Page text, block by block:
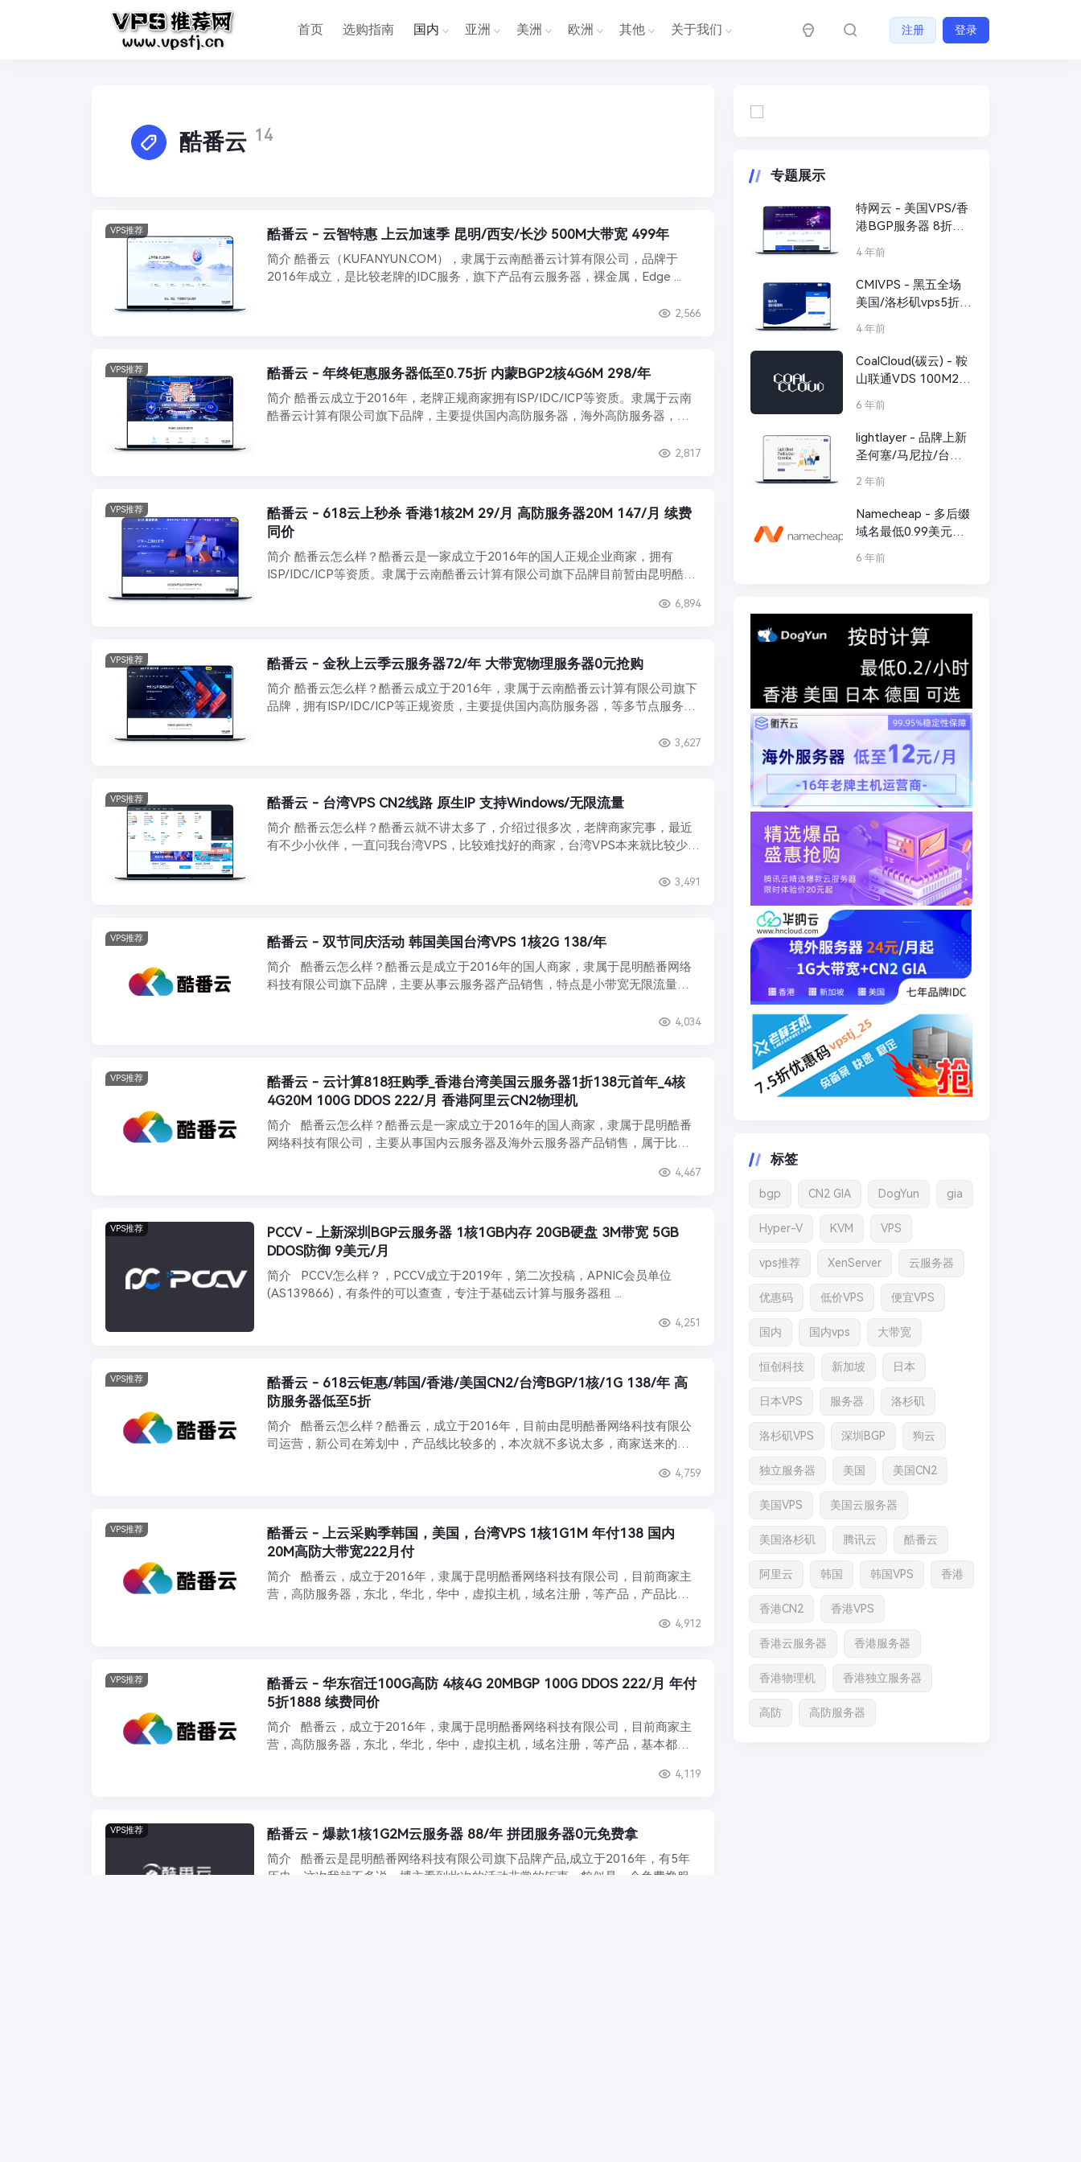
首页 选购指南 国内 亚洲 美洲 欧洲 其他 关于我们 注册 登录
酷番云 14
VPS推荐 酷番云 - 云智特惠 上云加速季 昆明/西安/长沙 500M大带宽 499年
简介 酷番云（KUFANYUN.COM），隶属于云南酷番云计算有限公司，品牌于
2016年成立，是比较老牌的IDC服务，旗下产品有云服务器，裸金属，Edge ...
2,566
VPS推荐 酷番云 - 年终钜惠服务器低至0.75折 内蒙BGP2核4G6M 298/年
简介 酷番云成立于2016年，老牌正规商家拥有ISP/IDC/ICP等资质。隶属于云南
酷番云计算有限公司旗下品牌，主要提供国内高防服务器，海外高防服务器，数
2,817
VPS推荐
酷番云 - 618云上秒杀 香港1核2M 29/月 高防服务器20M 147/月 续费
同价
简介 酷番云怎么样？酷番云是一家成立于2016年的国人正规企业商家，拥有
ISP/IDC/ICP等资质。隶属于云南酷番云计算有限公司旗下品牌目前暂由昆明酷番
6,894
VPS推荐 酷番云 - 金秋上云季云服务器72/年 大带宽物理服务器0元抢购
简介 酷番云怎么样？酷番云成立于2016年，隶属于云南酷番云计算有限公司旗下
品牌，拥有ISP/IDC/ICP等正规资质，主要提供国内高防服务器，等多节点服务器
3,627
VPS推荐 酷番云 - 台湾VPS CN2线路 原生IP 支持Windows/无限流量
简介 酷番云怎么样？酷番云就不讲太多了，介绍过很多次，老牌商家完事，最近
有不少小伙伴，一直问我台湾VPS，比较难找好的商家，台湾VPS本来就比较少，
3,491
VPS推荐 酷番云 - 双节同庆活动 韩国美国台湾VPS 1核2G 138/年
简介 酷番云怎么样？酷番云是成立于2016年的国人商家，隶属于昆明酷番网络
科技有限公司旗下品牌，主要从事云服务器产品销售，特点是小带宽无限流量适
4,034
VPS推荐
酷番云 - 云计算818狂购季_香港台湾美国云服务器1折138元首年_4核
4G20M 100G DDOS 222/月 香港阿里云CN2物理机
简介 酷番云怎么样？酷番云是一家成立于2016年的国人商家，隶属于昆明酷番
网络科技有限公司，主要从事国内云服务器及海外云服务器产品销售，属于比较
4,467
VPS推荐
PCCV - 上新深圳BGP云服务器 1核1GB内存 20GB硬盘 3M带宽 5GB
DDOS防御 9美元/月
简介 PCCV怎么样？，PCCV成立于2019年，第二次投稿，APNIC会员单位
(AS139866)，有条件的可以查查，专注于基础云计算与服务器租 ...
4,251
VPS推荐
酷番云 - 618云钜惠/韩国/香港/美国CN2/台湾BGP/1核/1G 138/年 高
防服务器低至5折
简介 酷番云怎么样？酷番云，成立于2016年，目前由昆明酷番网络科技有限公
司运营，新公司在筹划中，产品线比较多的，本次就不多说太多，商家送来的活
4,759
VPS推荐
酷番云 - 上云采购季韩国，美国，台湾VPS 1核1G1M 年付138 国内
20M高防大带宽222月付
简介 酷番云，成立于2016年，隶属于昆明酷番网络科技有限公司，目前商家主
营，高防服务器，东北，华北，华中，虚拟主机，域名注册，等产品，产品比较
4,912
VPS推荐
酷番云 - 华东宿迁100G高防 4核4G 20MBGP 100G DDOS 222/月 年付
5折1888 续费同价
简介 酷番云，成立于2016年，隶属于昆明酷番网络科技有限公司，目前商家主
营，高防服务器，东北，华北，华中，虚拟主机，域名注册，等产品，基本都比
4,119
VPS推荐 酷番云 - 爆款1核1G2M云服务器 88/年 拼团服务器0元免费拿
简介 酷番云是昆明酷番网络科技有限公司旗下品牌产品,成立于2016年，有5年
历史。这次我就不多说。博主看到此次的活动非常的钜惠，貌似是一个免费撸服 ...
专题展示
特网云 - 美国VPS/香
港BGP服务器 8折新
4 年前
CMIVPS - 黑五全场
美国/洛杉矶vps5折
充值赠送额外赠送
30%
4 年前
CoalCloud(碳云) - 鞍
山联通VDS 100M2T
流量 最低65/月
6 年前
lightlayer - 品牌上新
圣何塞/马尼拉/台湾
VPS1核1G10Mbps
3＄/月抢购
2 年前
Namecheap - 多后缀
域名最低0.99美元首
6 年前
标签
bgp CN2 GIA DogYun gia
Hyper-V KVM VPS
vps推荐 XenServer 云服务器
优惠码 低价VPS 便宜VPS
国内 国内vps 大带宽
恒创科技 新加坡 日本
日本VPS 服务器 洛杉矶
洛杉矶VPS 深圳BGP 狗云
独立服务器 美国 美国CN2
美国VPS 美国云服务器
美国洛杉矶 腾讯云 酷番云
阿里云 韩国 韩国VPS 香港
香港CN2 香港VPS
香港云服务器 香港服务器
香港物理机 香港独立服务器
高防 高防服务器